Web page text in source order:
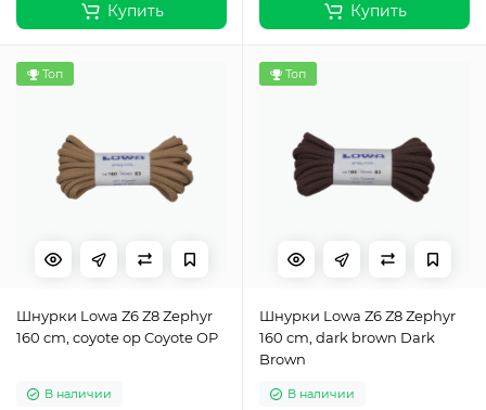
Купить Купить
Топ
Шнурки Lowa Z6 Z8 Zephyr
160 cm, coyote op Coyote OP
В наличии
Топ
Шнурки Lowa Z6 Z8 Zephyr
160 cm, dark brown Dark
Brown
В наличии